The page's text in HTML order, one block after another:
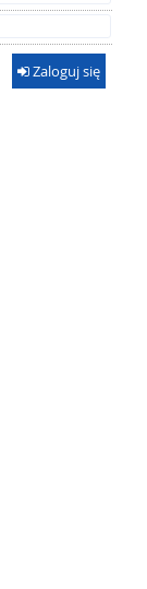
Zaloguj się